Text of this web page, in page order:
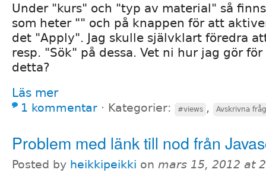
Under "kurs" och "typ av material" så
som heter "" och på knappen för att
det "Apply". Jag skulle självklart föredra
resp. "Sök" på dessa. Vet ni hur jag gör
detta?
Läs mer
1 kommentar ⋅ Kategorier: #views , Avskrivna
Problem med länk till nod från
Posted by heikkipeikki on mars 15, 2012 at